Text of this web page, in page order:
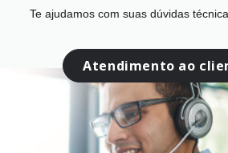
Te ajudamos com suas dúvidas
Atendimento ao